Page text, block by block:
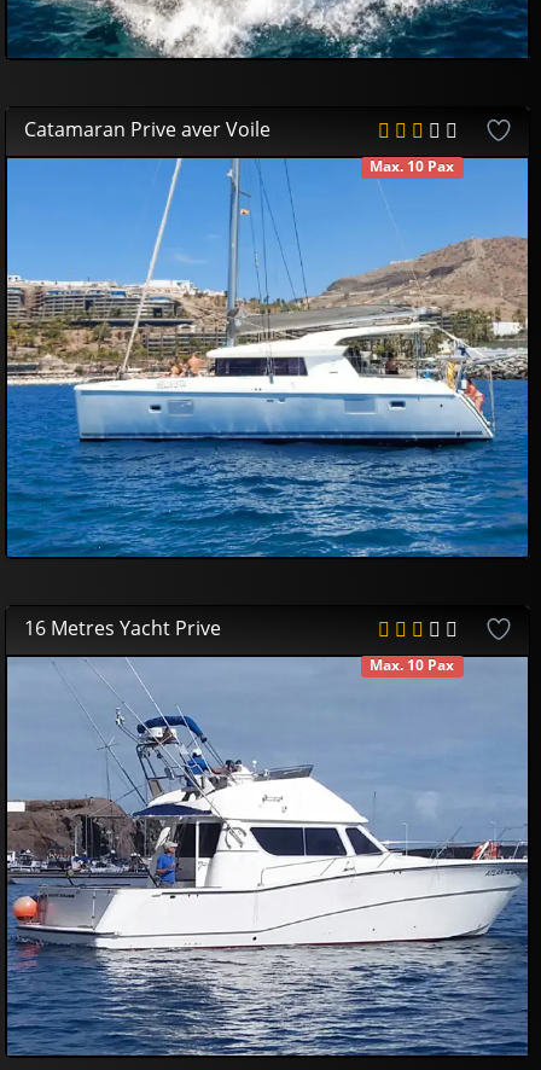
Catamaran Prive aver Voile
Max. 10 Pax
€45000
DISPONIBLE
16 Metres Yacht Prive
Max. 10 Pax
€75000